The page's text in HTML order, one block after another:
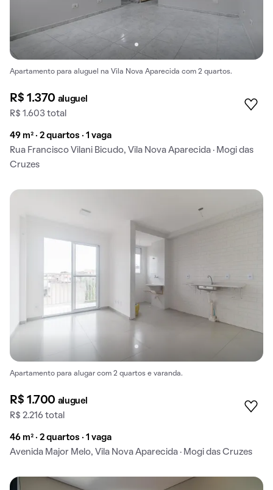
Apartamento para aluguel na Vila Nova Aparecida com 2 quartos.
R$ 1.370 aluguel
R$ 1.603 total
49 m² · 2 quartos · 1 vaga
Rua Francisco Vilani Bicudo, Vila Nova Aparecida · Mogi das
Cruzes
Apartamento para alugar com 2 quartos e varanda.
R$ 1.700 aluguel
R$ 2.216 total
46 m² · 2 quartos · 1 vaga
Avenida Major Melo, Vila Nova Aparecida · Mogi das Cruzes